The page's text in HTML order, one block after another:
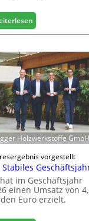
i
i
e
r
t
s
c
h
:
H
f
e
l
e
e
r
ö
f
f
n
e
t
L
o
Holzwerkstoffe GmbH
vorgestellt
Stabiles
im Geschäftsjahr
einen Umsatz von
Euro erzielt.